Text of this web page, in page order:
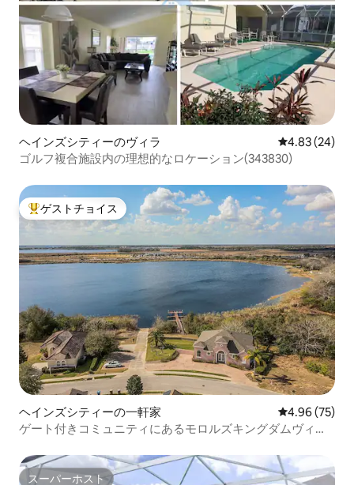
ヘインズシティーのヴィラ レビュー24
4.83 (24)
ゴルフ複合施設内の理想的なロケーション(343830)
大好評のゲストチョイスです。
ゲストチョイス
ヘインズシティーの一軒家 レビュー75
4.96 (75)
ゲート付きコミュニティにあるモロルズキングダムヴィ
スーパーホスト